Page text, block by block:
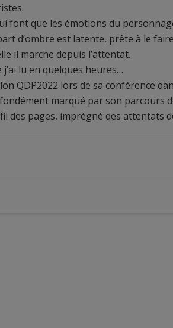
font que les émotions du
d’ombre est latente, prête à le
il marche depuis l’attentat.
lu en quelques heures…
QDP2022 lors de sa conférence
marqué par son parcours
des pages, imprégné des attentats